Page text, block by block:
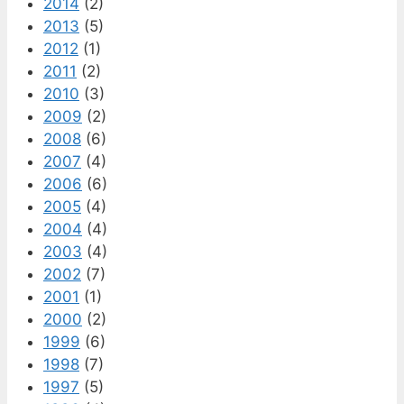
2014 (2)
2013 (5)
2012 (1)
2011 (2)
2010 (3)
2009 (2)
2008 (6)
2007 (4)
2006 (6)
2005 (4)
2004 (4)
2003 (4)
2002 (7)
2001 (1)
2000 (2)
1999 (6)
1998 (7)
1997 (5)